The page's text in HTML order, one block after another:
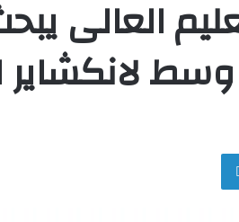
العالى
لانكشاير
لينكدإن